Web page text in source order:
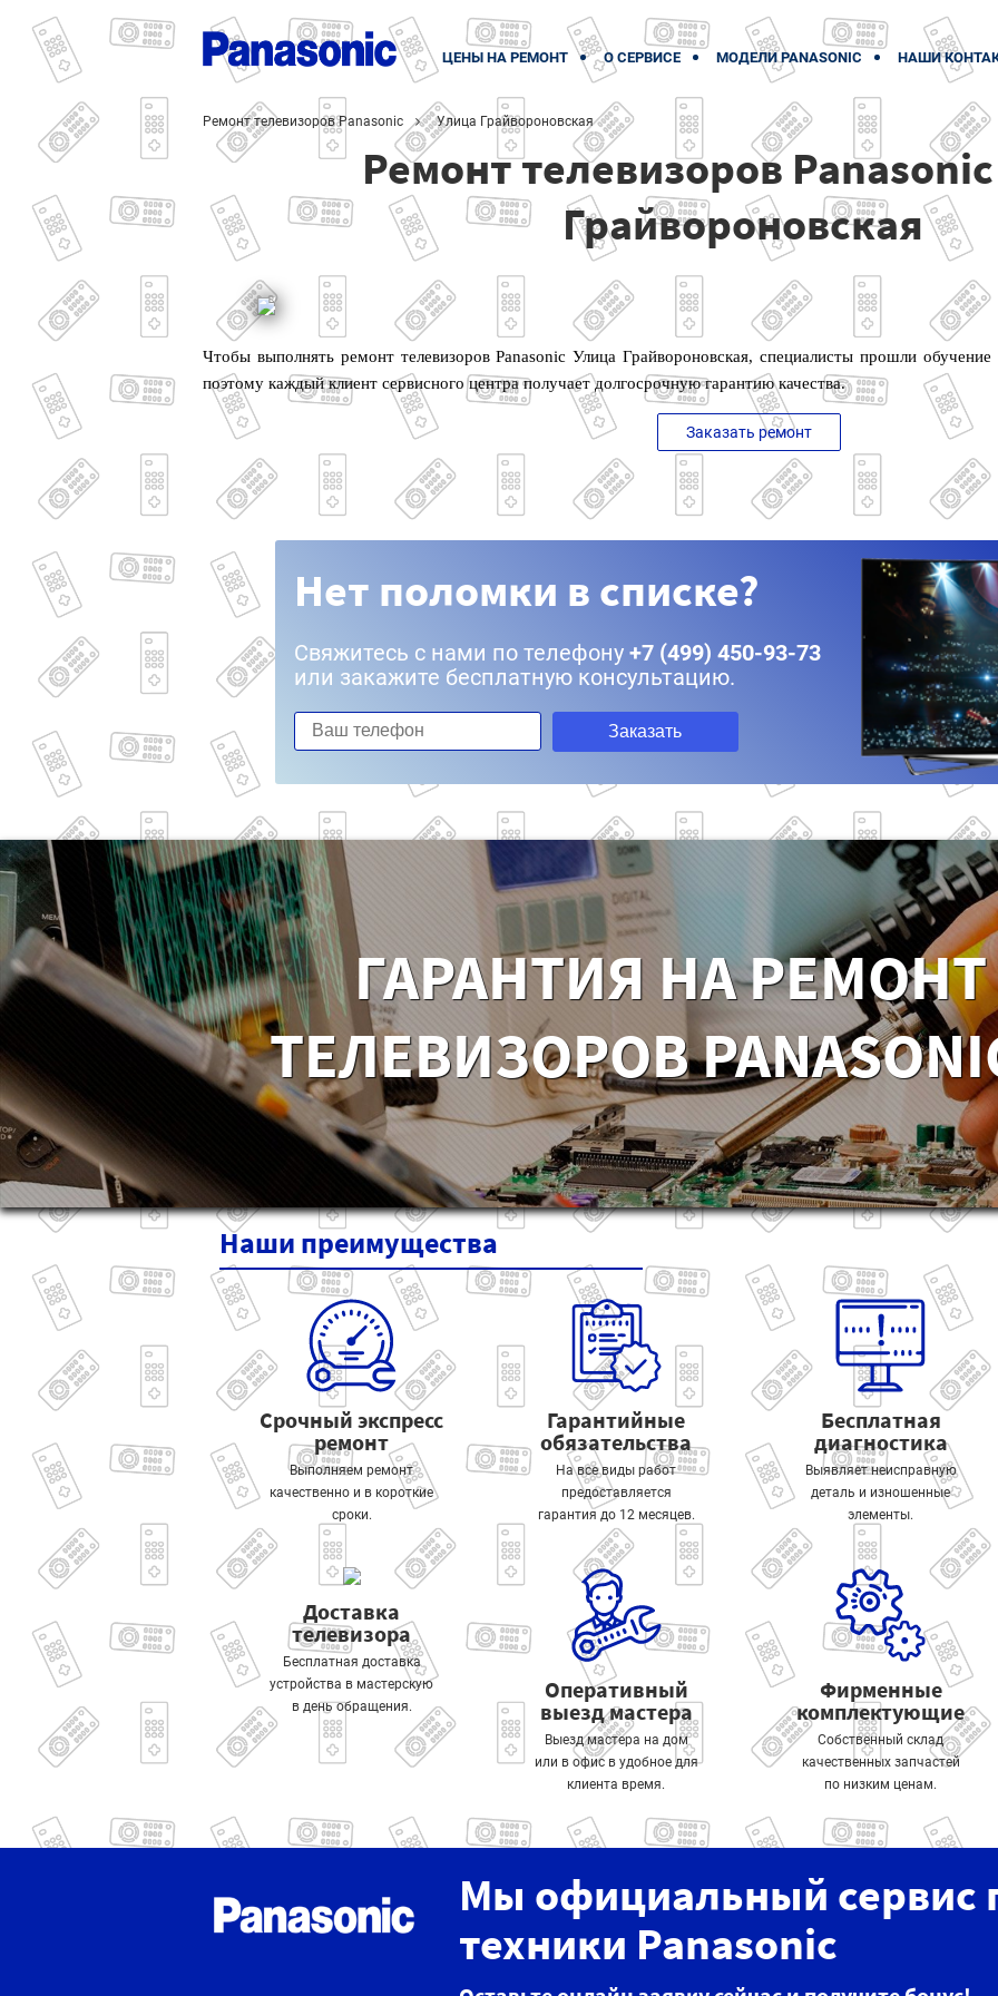
ЦЕНЫ НА РЕМОНТ О СЕРВИСЕ МОДЕЛИ PANASONIC НАШИ
Ремонт телевизоров Panasonic Улица Грайвороновская
Ремонт телевизоров
Грайвороновская
Чтобы выполнять ремонт телевизоров Panasonic Улица Грайвороновская, специалисты прошли
поэтому каждый клиент сервисного центра получает долгосрочную гарантию качества.
Заказать ремонт
Нет поломки в списке?
Свяжитесь с нами по телефону +7 (499) 450-93-73
или закажите бесплатную консультацию.
Заказать
ГАРАНТИЯ НА РЕМОНТ
ТЕЛЕВИЗОРОВ
Наши преимущества
Срочный экспресс
ремонт
Выполняем ремонт
качественно и в короткие
сроки.
Гарантийные
обязательства
На все виды работ
предоставляется
гарантия до 12 месяцев.
Бесплатная
диагностика
Выявляет неисправную
деталь и изношенные
элементы.
Доставка
телевизора
Бесплатная доставка
устройства в мастерскую
в день обращения.
Оперативный
выезд мастера
Выезд мастера на дом
или в офис в удобное для
клиента время.
Фирменные
комплектующие
Собственный склад
качественных запчастей
по низким ценам.
Мы официальный сервис
техники Panasonic